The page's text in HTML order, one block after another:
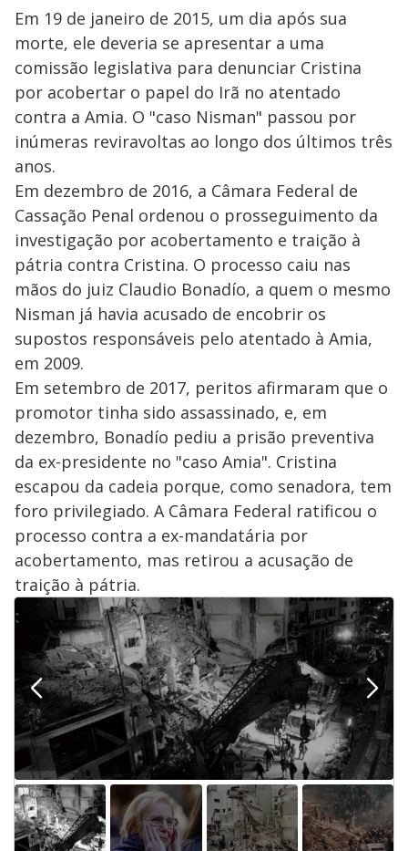
Em 19 de janeiro de 2015, um dia após sua
morte, ele deveria se apresentar a uma
comissão legislativa para denunciar Cristina
por acobertar o papel do Irã no atentado
contra a Amia. O "caso Nisman" passou por
inúmeras reviravoltas ao longo dos últimos três
anos.
Em dezembro de 2016, a Câmara Federal de
Cassação Penal ordenou o prosseguimento da
investigação por acobertamento e traição à
pátria contra Cristina. O processo caiu nas
mãos do juiz Claudio Bonadío, a quem o mesmo
Nisman já havia acusado de encobrir os
supostos responsáveis pelo atentado à Amia,
em 2009.
Em setembro de 2017, peritos afirmaram que o
promotor tinha sido assassinado, e, em
dezembro, Bonadío pediu a prisão preventiva
da ex-presidente no "caso Amia". Cristina
escapou da cadeia porque, como senadora, tem
foro privilegiado. A Câmara Federal ratificou o
processo contra a ex-mandatária por
acobertamento, mas retirou a acusação de
traição à pátria.